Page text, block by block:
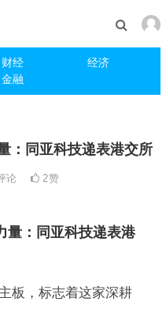
财经
经济
金融
：同亚科技递表港交所
论 2赞
量：同亚科技递表港
板，标志着这家深耕